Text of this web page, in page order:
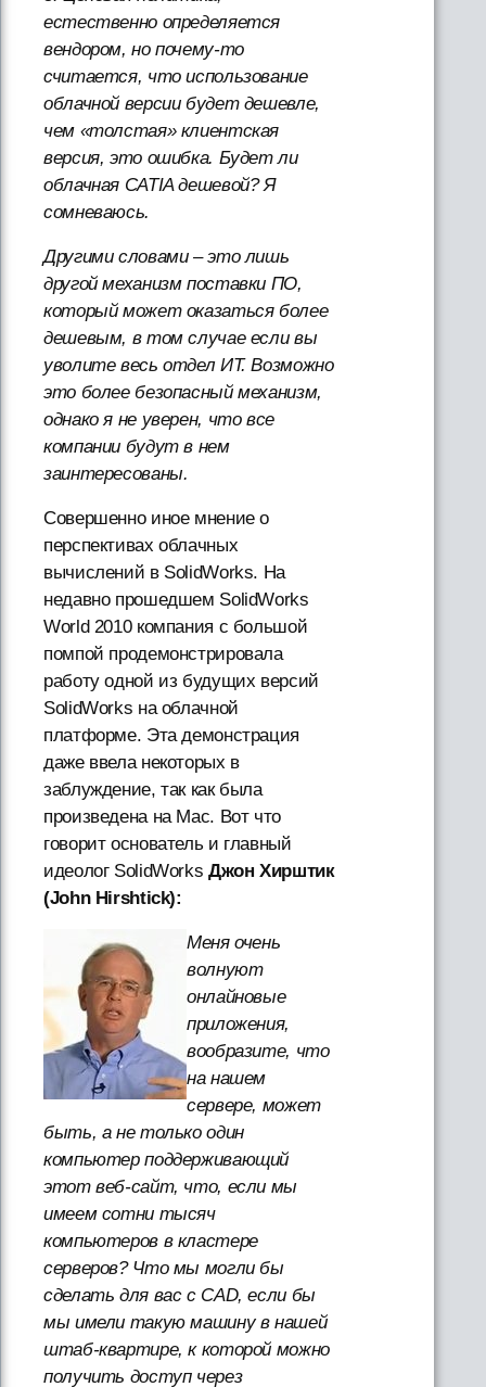
естественно определяется
вендором, но почему-то
считается, что использование
облачной версии будет дешевле,
чем «толстая» клиентская
версия, это ошибка. Будет ли
облачная CATIA дешевой? Я
сомневаюсь.
Другими словами – это лишь
другой механизм поставки ПО,
который может оказаться более
дешевым, в том случае если вы
уволите весь отдел ИТ. Возможно
это более безопасный механизм,
однако я не уверен, что все
компании будут в нем
заинтересованы.
Совершенно иное мнение о
перспективах облачных
вычислений в SolidWorks. На
недавно прошедшем SolidWorks
World 2010 компания с большой
помпой продемонстрировала
работу одной из будущих версий
SolidWorks на облачной
платформе. Эта демонстрация
даже ввела некоторых в
заблуждение, так как была
произведена на Mac. Вот что
говорит основатель и главный
идеолог SolidWorks Джон Хирштик
(John Hirshtick):
Меня очень
волнуют
онлайновые
приложения,
вообразите, что
на нашем
сервере, может
быть, а не только один
компьютер поддерживающий
этот веб-сайт, что, если мы
имеем сотни тысяч
компьютеров в кластере
серверов? Что мы могли бы
сделать для вас с CAD, если бы
мы имели такую машину в нашей
штаб-квартире, к которой можно
получить доступ через